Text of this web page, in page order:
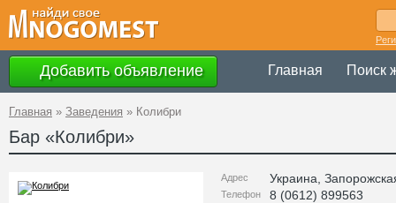
Добавить объявление Главная Поиск
Главная » Заведения » Колибри
Бар «Колибри»
Адрес Украина
Телефон 8 (0612) 899563